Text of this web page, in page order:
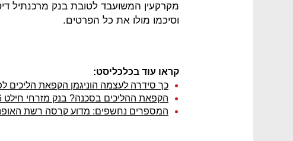
מקרקעין המשועבד לטובת בנק מרכנתיל
וסיכמו מולו את כל הפרטים.
קראו עוד בכלכליסט:
כך סידרה לעצמה הוניגמן הקפאת הליכים
הקפאת ההליכים בסכנה? בנק מזרחי חילט 6 מיליון שקל לבעלי הוניגמן
המספרים נחשפים: מדוע קרסה רשת